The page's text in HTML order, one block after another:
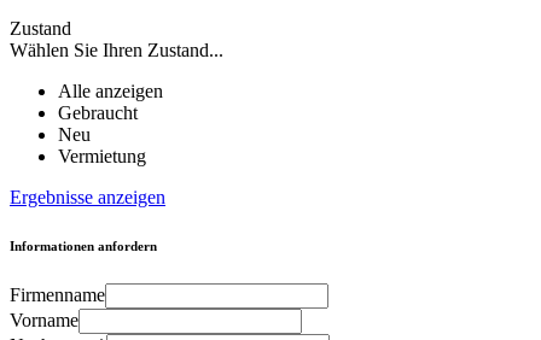
Zustand
Wählen Sie Ihren Zustand...
Alle anzeigen
Gebraucht
Neu
Vermietung
Ergebnisse anzeigen
Informationen anfordern
Firmenname
Vorname